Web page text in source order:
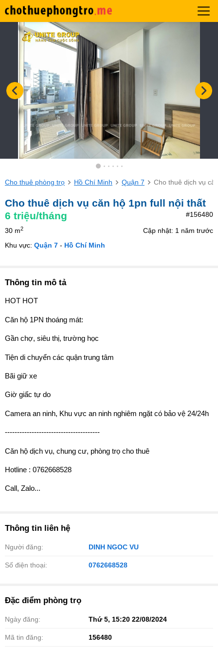
Cho thuê phòng trọ Hồ Chí Minh Quận 7 Cho thuê dịch vụ
Cho thuê dịch vụ căn hộ 1pn full nội thất
6 triệu/tháng #156480
30 m2
Cập nhật: 1 năm trước
Khu vực: Quận 7 - Hồ Chí Minh
Thông tin mô tả
HOT HOT
Căn hộ 1PN thoáng mát:
Gần chợ, siêu thị, trường học
Tiện di chuyển các quận trung tâm
Bãi giữ xe
Giờ giấc tự do
Camera an ninh, Khu vực an ninh nghiêm ngặt có bảo vệ 24/24h
---------------------------------------
Căn hộ dịch vụ, chung cư, phòng trọ cho thuê
Hotline : 0762668528
Call, Zalo...
Thông tin liên hệ
Người đăng: DINH NGOC VU
Số điện thoại: 0762668528
Đặc điểm phòng trọ
Ngày đăng: Thứ 5, 15:20 22/08/2024
Mã tin đăng: 156480